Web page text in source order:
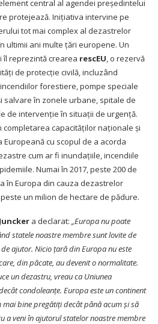
central al agendei președintelui
protejează. Inițiativa intervine pe
tot mai complex al dezastrelor
ultimii ani multe țări europene. Un
îl reprezintă crearea rescEU, o rezervă
de protecție civilă, incluzând
forestiere, pompe speciale
salvare în zonele urbane, spitale de
de intervenție în situații de urgență.
completarea capacităților naționale și
cu scopul de a acorda
cum ar fi inundațiile, incendiile
Numai în 2017, peste 200 de
în Europa din cauza dezastrelor
un milion de hectare de pădure.
a declarat: „Europa nu poate
statele noastre membre sunt lovite de
ajutor. Nicio țară din Europa nu este
din păcate, au devenit o normalitate.
un dezastru, vreau ca Uniunea
condoleanțe. Europa este un continent
bine pregătiți decât până acum și să
a veni în ajutorul statelor noastre membre